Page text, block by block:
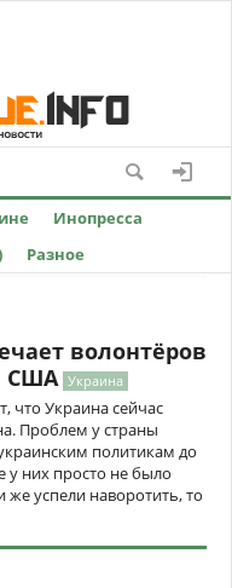
Инопресса
Разное
волонтёров
США Украина
что Украина сейчас
Проблем у страны
политикам до
у них просто не было
же успели наворотить, то